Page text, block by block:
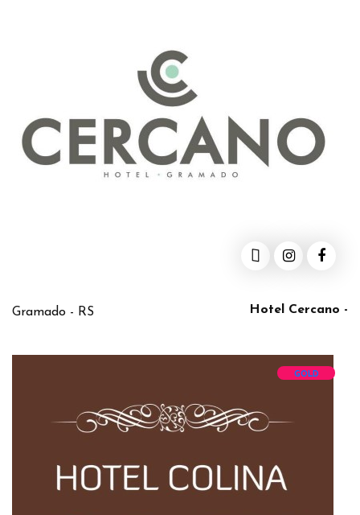
Hotel Cercano -
Gramado - RS
GOLD